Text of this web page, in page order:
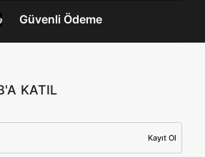
alışveriş yapmak istersin?
Güvenli Ödeme
KATIL
Kayıt Ol